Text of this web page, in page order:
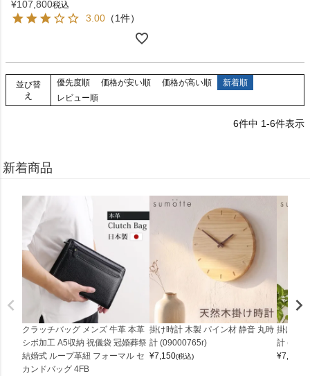
¥107,800税込
3.00 （1件）
並び替
え
優先度順 価格が安い順 価格が高い順
新着順
レビュー順
6件中 1-6件表示
新着商品
クラッチバッグ メンズ 牛革 本革
シボ加工 A5収納 祝儀袋 冠婚葬祭
結婚式 ループ革紐 フォーマル セ
カンドバッグ 4FB
掛け時計 木製 パイン材 静音 丸時
計 (09000765r)
¥7,150(税込)
掛け時
計
¥7,150